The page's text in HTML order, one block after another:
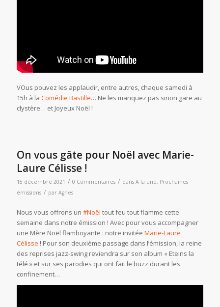
VOus pouvez les applaudir, entre autres, chaque samedi à
15h à la Comédie Bastille… Ne les manquez pas sinon gare au
clystère… et Joyeux Noël !
On vous gâte pour Noël avec Marie-
Laure Célisse !
15 décembre 2021 / 0 Commentaires / dans A la une, Prochaines
émissions / par Agnes
Nous vous offrons un #Noël tout feu tout flamme cette
semaine dans notre émission ! Avec pour vous accompagner
une Mère Noël flamboyante : notre invitée Marie-Laure
Célisse ! Pour son deuxième passage dans l’émission, la reine
des reprises jazz-swing reviendra sur son album « Eteins la
télé » et sur ses parodies qui ont fait le buzz durant les
confinement…